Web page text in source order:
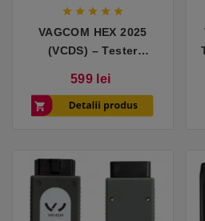
    
VAGCOM HEX 2025
(VCDS) – Tester
Audi, Skoda, Seat
599 lei